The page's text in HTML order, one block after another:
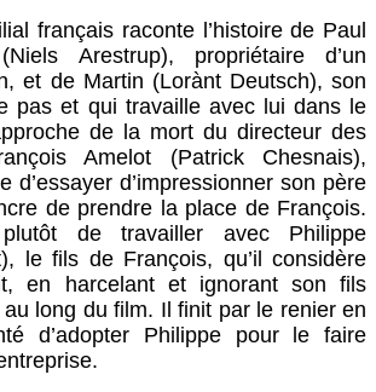
français raconte l’histoire de Paul
Arestrup), propriétaire d’un
et de Martin (Lorànt Deutsch), son
pas et qui travaille avec lui dans le
de la mort du directeur des
Amelot (Patrick Chesnais),
d’essayer d’impressionner son père
de prendre la place de François.
de travailler avec Philippe
le fils de François, qu’il considère
en harcelant et ignorant son fils
long du film. Il finit par le renier en
d’adopter Philippe pour le faire